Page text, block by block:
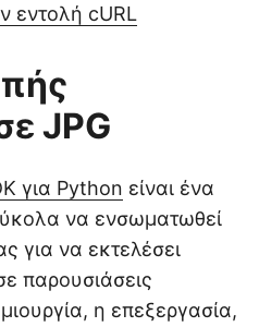
εντολή cURL
JPG
για Python είναι ένα
να ενσωματωθεί
για να εκτελέσει
παρουσιάσεις
η επεξεργασία,